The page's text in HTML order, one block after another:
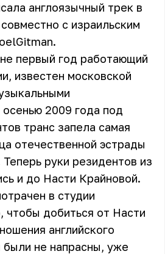
англоязычный трек в
с израильским
первый год работающий
известен московской
2009 года под
транс запела самая
отечественной эстрады
Теперь руки резидентов из
и до Насти Крайновой.
в студии
чтобы добиться от Насти
английского
были не напрасны, уже